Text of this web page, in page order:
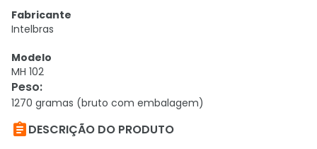
Fabricante
Intelbras
Modelo
MH 102
Peso:
1270 gramas (bruto com embalagem)
DESCRIÇÃO DO PRODUTO